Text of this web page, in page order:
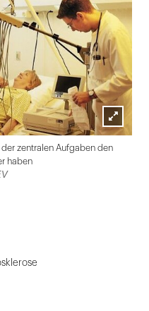
Lightbox
öffnen
der zentralen Aufgaben den
haben